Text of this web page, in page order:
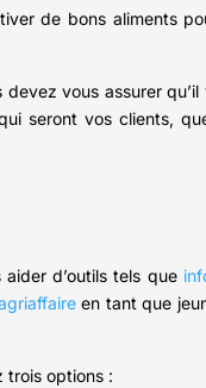
de bons aliments
vous assurer
seront vos clients,
d’outils tels que
en tant que
trois options :